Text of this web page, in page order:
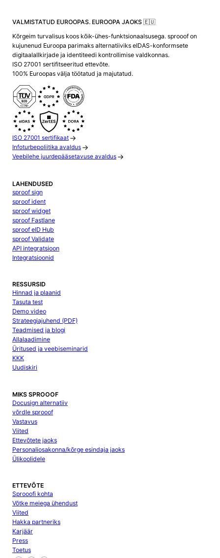
VALMISTATUD EUROOPAS. EUROOPA JAOKS 🇪🇺
Kõrgeim turvalisus koos kõik-ühes-funktsionaalsusega. sprooof on
kujunenud Euroopa parimaks alternatiiviks eIDAS-konformsete
digitaalallkirjade ja identiteedi kontrollimise valdkonnas.
ISO 27001 sertifitseeritud ettevõte.
100% Euroopas välja töötatud ja majutatud.
ISO 27001 sertifikaat
Infoturbepoliitika avaldus
Veebilehe juurdepääsetavuse avaldus
LAHENDUSED
sproof sign
sproof ident
sproof widget
sproof Fastlane
sproof eID Hub
sproof Validate
API integratsioon
Integratsioonid
RESSURSID
Hinnad ja plaanid
Tasuta test
Demo video
Strateegiajuhend (PDF)
Teadmised ja blogi
Allalaadimine
Üritused ja veebiseminarid
KKK
Uudiskiri
MIKS SPROOOF
Docusign alternatiiv
võrdle sprooof
Vastavus
Viited
Ettevõtete jaoks
Personaliosakonna/kõrge esindaja jaoks
Ülikoolidele
ETTEVÕTE
Sprooofi kohta
Võtke meiega ühendust
Viited
Hakka partneriks
Karjäär
Press
Toetus